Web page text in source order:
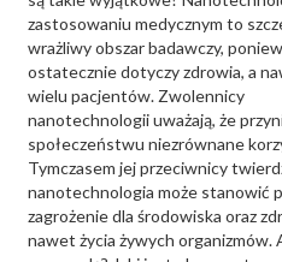
zastosowaniu medycznym to
wrażliwy obszar badawczy,
ostatecznie dotyczy zdrowia, a
wielu pacjentów. Zwolennicy
nanotechnologii uważają, że
społeczeństwu niezrównane
Tymczasem jej przeciwnicy
nanotechnologia może stanowić
zagrożenie dla środowiska oraz
nawet życia żywych organizmów.